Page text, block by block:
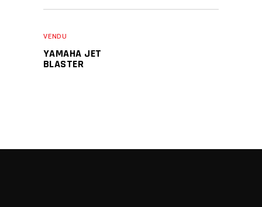
VENDU
YAMAHA JET
BLASTER